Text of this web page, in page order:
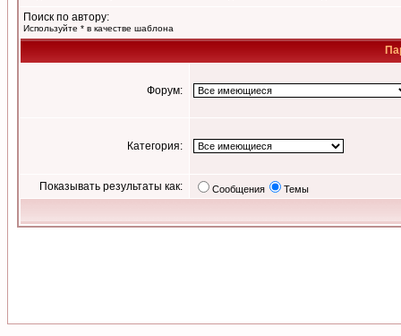
Поиск по автору:
Используйте * в качестве шаблона
Форум:
Категория:
Показывать результаты как: Сообщения Темы